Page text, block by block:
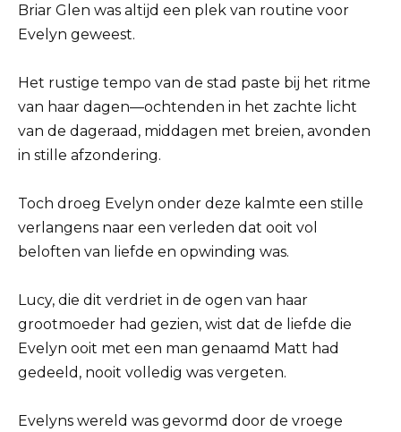
Briar Glen was altijd een plek van routine voor
Evelyn geweest.
Het rustige tempo van de stad paste bij het ritme
van haar dagen—ochtenden in het zachte licht
van de dageraad, middagen met breien, avonden
in stille afzondering.
Toch droeg Evelyn onder deze kalmte een stille
verlangens naar een verleden dat ooit vol
beloften van liefde en opwinding was.
Lucy, die dit verdriet in de ogen van haar
grootmoeder had gezien, wist dat de liefde die
Evelyn ooit met een man genaamd Matt had
gedeeld, nooit volledig was vergeten.
Evelyns wereld was gevormd door de vroege